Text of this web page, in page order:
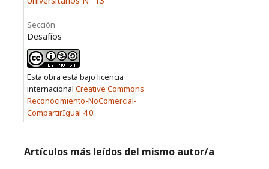
Sección
Desafíos
Esta obra está bajo licencia
internacional Creative Commons
Reconocimiento-NoComercial-
CompartirIgual 4.0.
Artículos más leídos del mismo autor/a